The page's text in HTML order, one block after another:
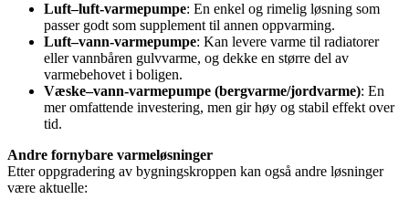
Luft–luft-varmepumpe: En enkel og rimelig løsning som
passer godt som supplement til annen oppvarming.
Luft–vann-varmepumpe: Kan levere varme til radiatorer
eller vannbåren gulvvarme, og dekke en større del av
varmebehovet i boligen.
Væske–vann-varmepumpe (bergvarme/jordvarme): En
mer omfattende investering, men gir høy og stabil effekt over
tid.
Andre fornybare varmeløsninger
Etter oppgradering av bygningskroppen kan også andre løsninger
være aktuelle: